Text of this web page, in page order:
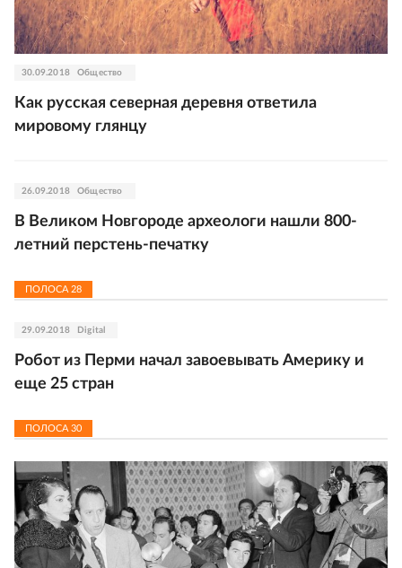
30.09.2018 Общество
Как русская северная деревня ответила
мировому глянцу
26.09.2018 Общество
В Великом Новгороде археологи нашли 800-
летний перстень-печатку
ПОЛОСА 28
29.09.2018 Digital
Робот из Перми начал завоевывать Америку и
еще 25 стран
ПОЛОСА 30